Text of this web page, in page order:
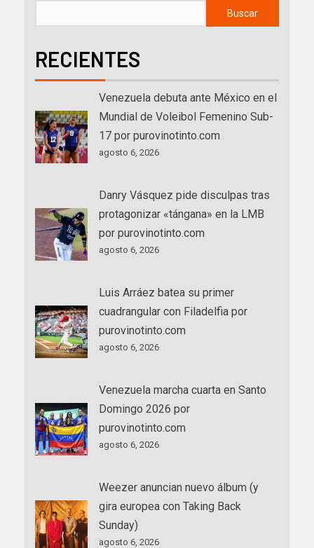
Buscar
RECIENTES
Venezuela debuta ante México en el
Mundial de Voleibol Femenino Sub-
17 por purovinotinto.com
agosto 6, 2026
Danry Vásquez pide disculpas tras
protagonizar «tángana» en la LMB
por purovinotinto.com
agosto 6, 2026
Luis Arráez batea su primer
cuadrangular con Filadelfia por
purovinotinto.com
agosto 6, 2026
Venezuela marcha cuarta en Santo
Domingo 2026 por
purovinotinto.com
agosto 6, 2026
Weezer anuncian nuevo álbum (y
gira europea con Taking Back
Sunday)
agosto 6, 2026